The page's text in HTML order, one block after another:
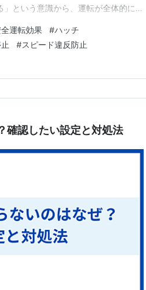
という意識から、運転が全体的に安
なタイミングでの色んな確認を着実
運転効果 #ハッチ
#スピード違反防止
確認したい設定と対処法